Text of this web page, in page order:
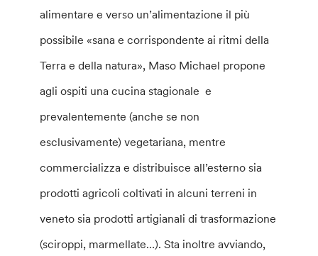
alimentare e verso un’alimentazione il più
possibile «sana e corrispondente ai ritmi della
Terra e della natura», Maso Michael propone
agli ospiti una cucina stagionale e
prevalentemente (anche se non
esclusivamente) vegetariana, mentre
commercializza e distribuisce all’esterno sia
prodotti agricoli coltivati in alcuni terreni in
veneto sia prodotti artigianali di trasformazione
(sciroppi, marmellate…). Sta inoltre avviando,